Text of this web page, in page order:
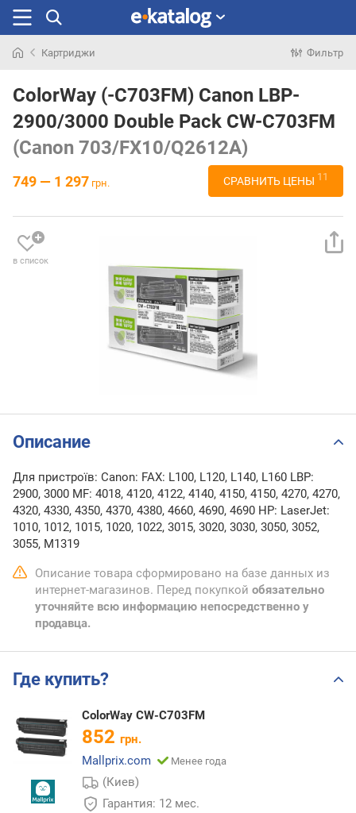
раньше
Картриджи Фильтр
ColorWay (-C703FM) Canon LBP-
2900/3000 Double Pack CW-C703FM
(Canon 703/FX10/Q2612A)
749 — 1 297 грн. СРАВНИТЬ ЦЕНЫ 11
в список
Описание
Для пристроїв: Canon: FAX: L100, L120, L140, L160 LBP:
2900, 3000 MF: 4018, 4120, 4122, 4140, 4150, 4150, 4270, 4270,
4320, 4330, 4350, 4370, 4380, 4660, 4690, 4690 HP: LaserJet:
1010, 1012, 1015, 1020, 1022, 3015, 3020, 3030, 3050, 3052,
3055, M1319
Описание товара сформировано на базе данных из
интернет-магазинов. Перед покупкой обязательно
уточняйте всю информацию непосредственно у
продавца.
Где купить?
ColorWay CW-C703FM
852 грн.
Mallprix.com
Менее года
(Киев)
Гарантия: 12 мес.